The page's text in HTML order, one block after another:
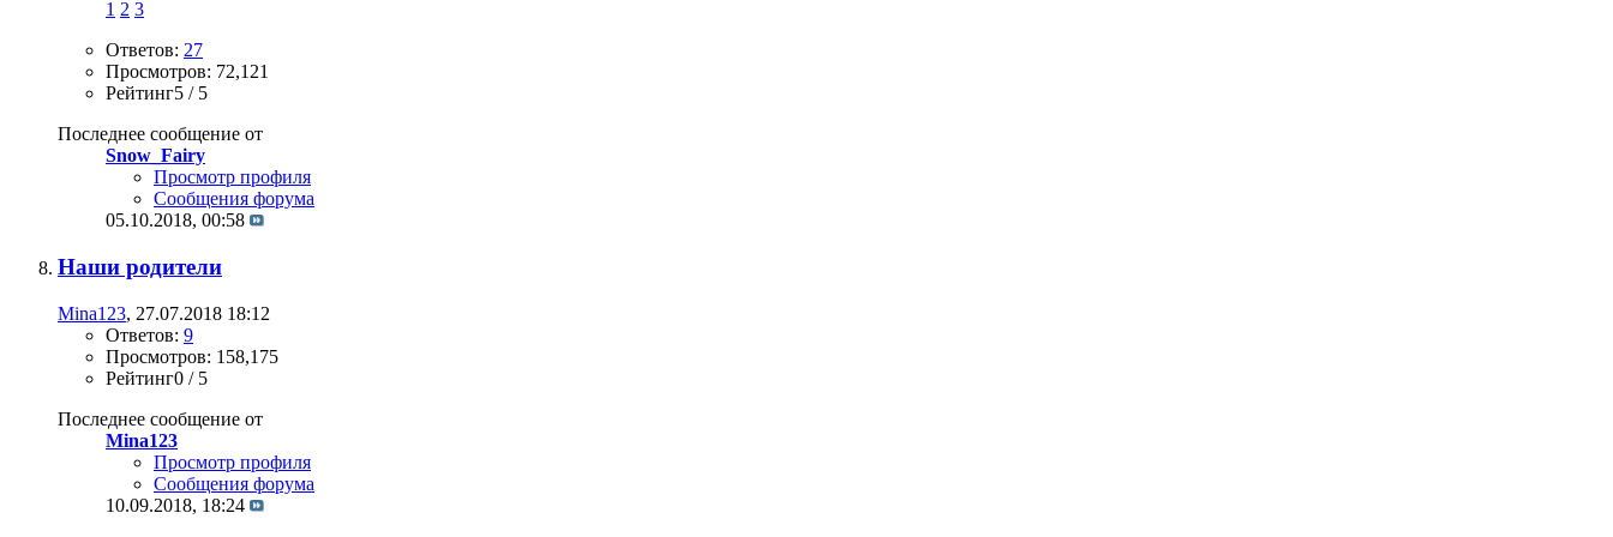
1 2 3
Ответов: 27
Просмотров: 72,121
Рейтинг5 / 5
Последнее сообщение от
Snow_Fairy
Просмотр профиля
Сообщения форума
05.10.2018, 00:58
Наши родители
Mina123, 27.07.2018 18:12
Ответов: 9
Просмотров: 158,175
Рейтинг0 / 5
Последнее сообщение от
Mina123
Просмотр профиля
Сообщения форума
10.09.2018, 18:24